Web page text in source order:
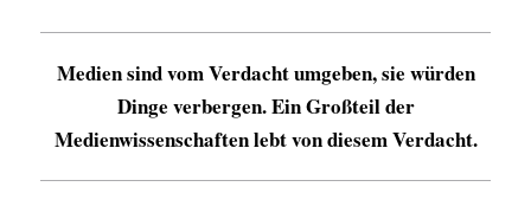
Medien sind vom Verdacht umgeben, sie würden
Dinge verbergen. Ein Großteil der
Medienwissenschaften lebt von diesem Verdacht.